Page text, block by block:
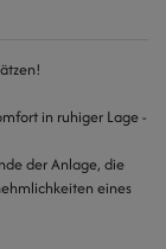
in ruhiger Lage -
der Anlage, die
eines